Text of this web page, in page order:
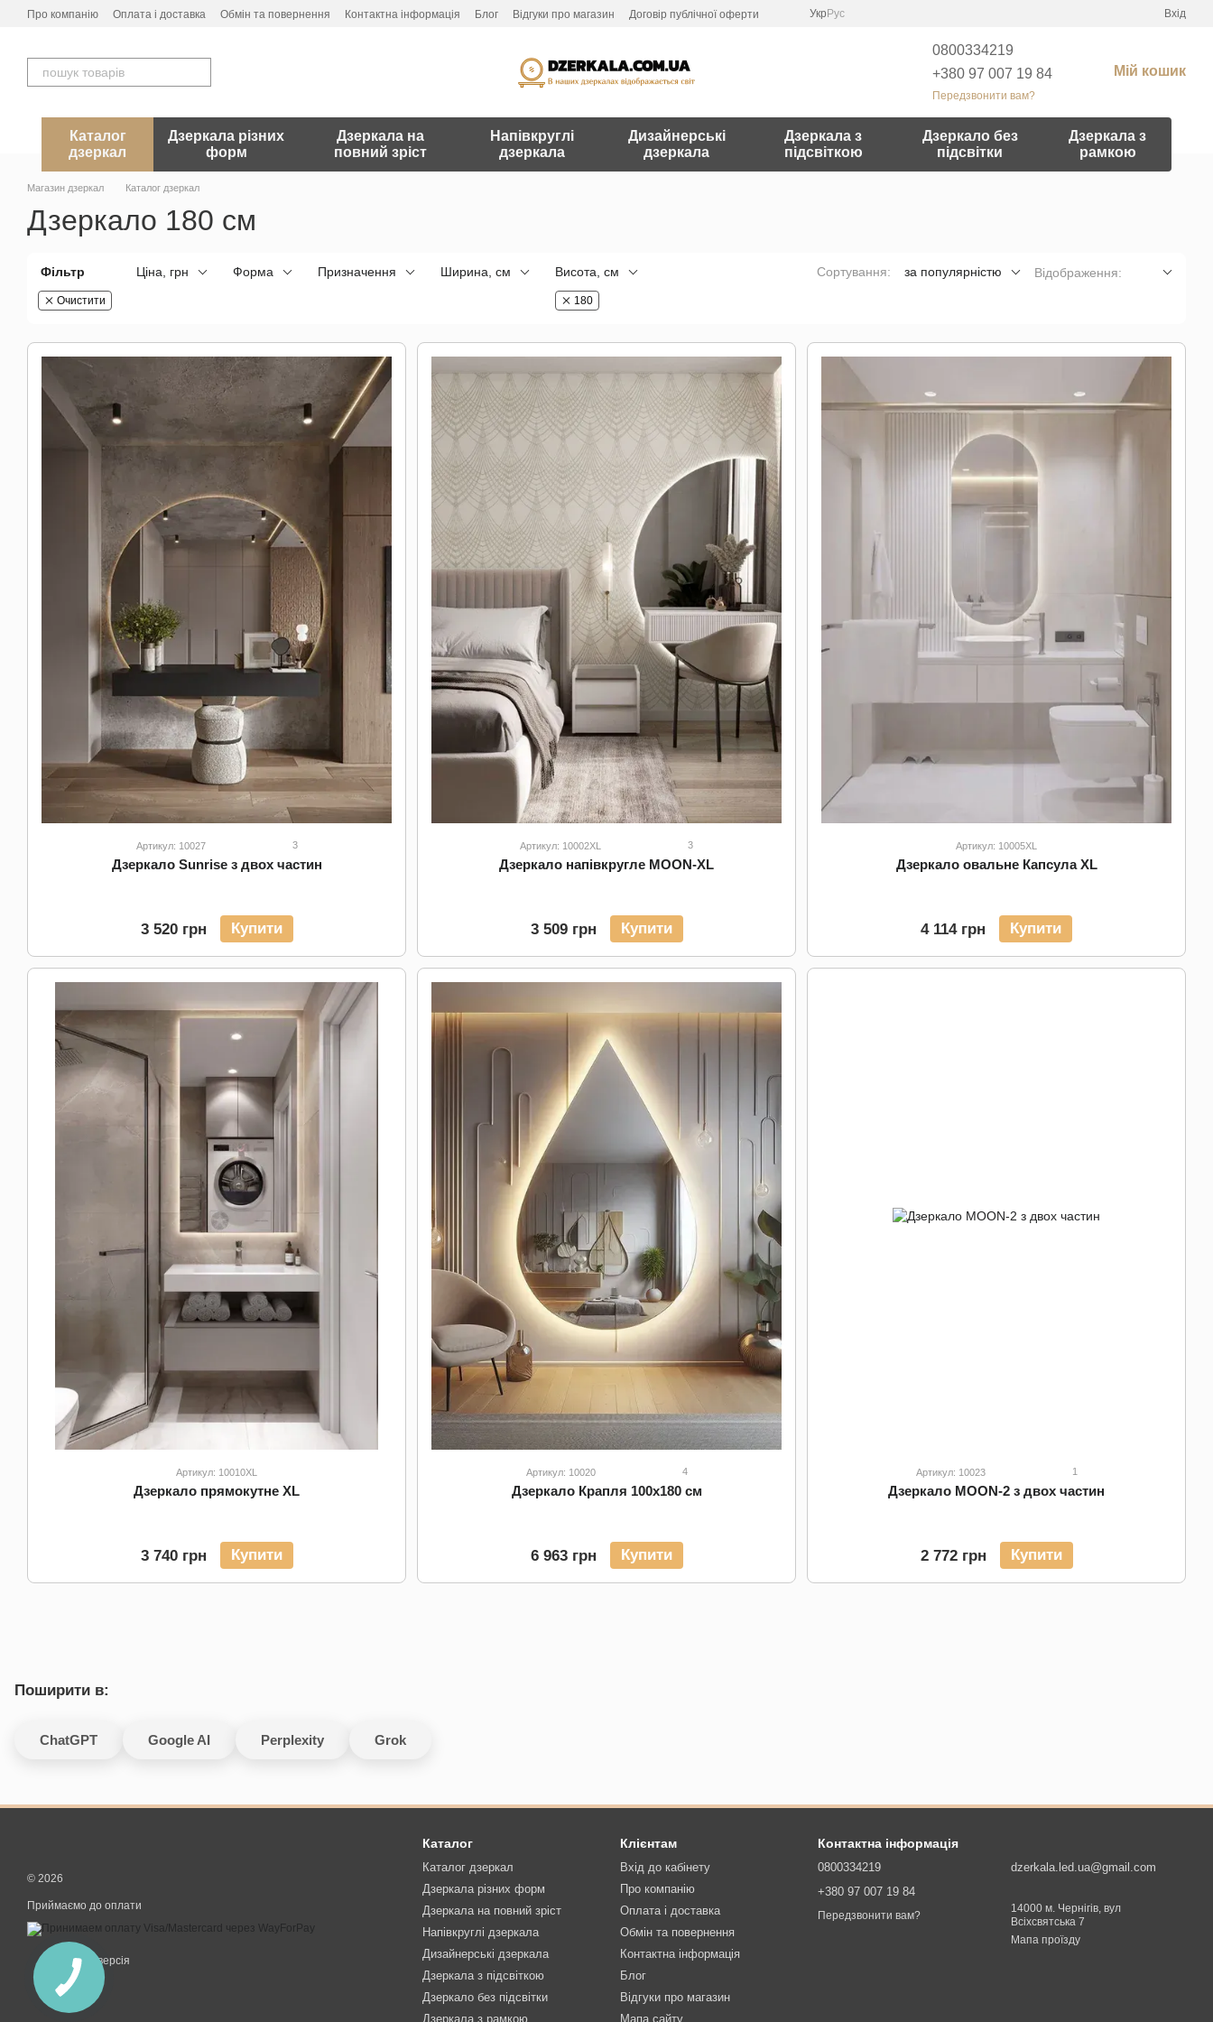
Перейти до основного контенту
Про компанію Оплата і доставка Обмін та повернення Контактна інформація Блог Відгуки про магазин Договір публічної оферти Укр Рус Вхід
0800334219
+380 97 007 19 84
Передзвонити вам?
Мій кошик
Каталог
дзеркал
Дзеркала різних
форм
Дзеркала на
повний зріст
Напівкруглі
дзеркала
Дизайнерські
дзеркала
Дзеркала з
підсвіткою
Дзеркало без
підсвітки
Дзеркала з
рамкою
Магазин дзеркал Каталог дзеркал
Дзеркало 180 см
Фільтр
Очистити
Ціна, грн Форма Призначення Ширина, см Висота, см
180
Сортування: за популярністю Відображення:
Артикул: 10027 3
Дзеркало Sunrise з двох частин
3 520 грн Купити
Артикул: 10002XL 3
Дзеркало напівкругле MOON-XL
3 509 грн Купити
Артикул: 10005XL
Дзеркало овальне Капсула XL
4 114 грн Купити
Артикул: 10010XL
Дзеркало прямокутне XL
3 740 грн Купити
Артикул: 10020 4
Дзеркало Крапля 100х180 см
6 963 грн Купити
Артикул: 10023 1
Дзеркало MOON-2 з двох частин
2 772 грн Купити
Поширити в:
ChatGPT Google AI Perplexity Grok
© 2026
Приймаємо до оплати
Мобільна версія
Каталог
Каталог дзеркал
Дзеркала різних форм
Дзеркала на повний зріст
Напівкруглі дзеркала
Дизайнерські дзеркала
Дзеркала з підсвіткою
Дзеркало без підсвітки
Дзеркала з рамкою
Клієнтам
Вхід до кабінету
Про компанію
Оплата і доставка
Обмін та повернення
Контактна інформація
Блог
Відгуки про магазин
Мапа сайту
Контактна інформація
0800334219
+380 97 007 19 84
Передзвонити вам?
dzerkala.led.ua@gmail.com
14000 м. Чернігів, вул
Всіхсвятська 7
Мапа проїзду